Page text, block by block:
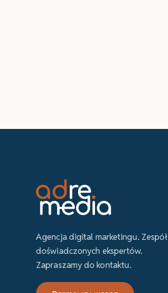
Agencja digital marketingu. Zespół
doświadczonych ekspertów.
Zapraszamy do kontaktu.